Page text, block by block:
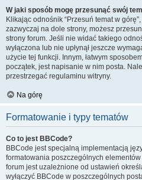
W jaki sposób mogę przesunąć swój
Klikając odnośnik “Przesuń temat w
zazwyczaj na dole strony, możesz
strony forum. Jeśli nie widać takiego
wyłączona lub nie upłynął jeszcze
użycie tej funkcji. Innym, łatwym
początek, jest napisanie w nim posta.
przestrzegać regulaminu witryny.
Na górę
Formatowanie i typy tematów
Co to jest BBCode?
BBCode jest specjalną implementacją
formatowania poszczególnych
forum jest uzależnione od ustawień
wyłączyć BBCode w poszczególnych